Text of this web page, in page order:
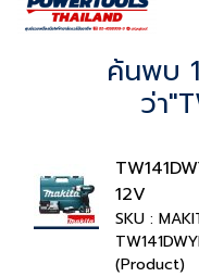
ค้นพบ
ว่า
12V
SKU :
(Product)